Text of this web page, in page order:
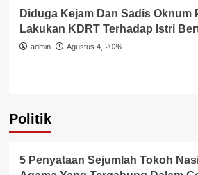
Diduga Kejam Dan Sadis Oknum
Lakukan KDRT Terhadap Istri
admin Agustus 4, 2026
Politik
Politik
5 Penyataan Sejumlah Tokoh